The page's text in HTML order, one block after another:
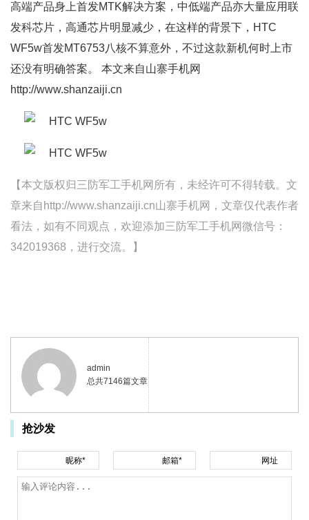
高端产品身上首发MTK解决方案，中低端产品亦大量应用联
发科芯片，高通芯片明显减少，在这样的背景下，HTC
WF5w首发MT6753八核不算意外，不过这款新机何时上市
还没有明确答案。 本文来自山寨手机网
http://www.shanzaiji.cn
【本文版权归三防军工手机网所有，未经许可不得转载。文
章来自http://www.shanzaiji.cn山寨手机网，文章仅代表作者
看法，如有不同观点，欢迎添加三防军工手机网微信号：
342019368，进行交流。】
admin
总共7146篇文章
抢沙发
昵称* 邮箱* 网址